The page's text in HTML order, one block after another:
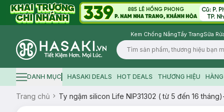
Kem Chống NắngTẩy TrangSữa
Logo
Hamburger icon
DANH MỤC HASAKI DEALS HOT DEALS THƯƠNG HIỆU
Trang chủ Ty ngậm silicon Life NIP31302 ( từ 5 đến 16